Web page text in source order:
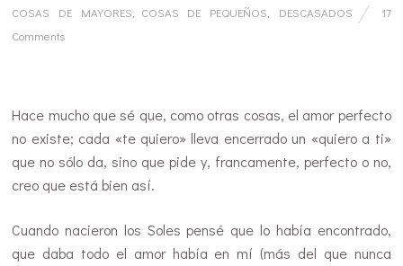
COSAS DE MAYORES COSAS DE PEQUEÑOS DESCASADOS
17
Comments
Hace mucho que sé que, como otras cosas, el amor perfecto
no existe; cada «te quiero» lleva encerrado un «quiero a ti»
que no sólo da, sino que pide y, francamente, perfecto o no,
creo que está bien así.
Cuando nacieron los Soles pensé que lo había encontrado,
que daba todo el amor había en mí (más del que nunca